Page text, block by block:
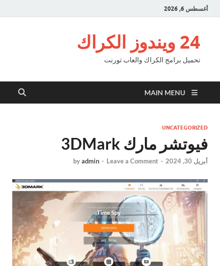
أغسطس 6, 2026
24 ويندوز الكراك
تحميل برامج الكراك والعاب تورنت
MAIN MENU
UNCATEGORIZED
فيوتشر مارك 3DMark
أبريل 30, 2024 -
byadmin - Leave a Comment